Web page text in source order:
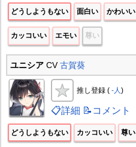
どうしようもない 面白い かわいい
カッコいい エモい 尊い
ユニシアCV古賀葵
推し登録 ( -人)
📋詳細 📝コメント
どうしようもない カッコいい 尊い